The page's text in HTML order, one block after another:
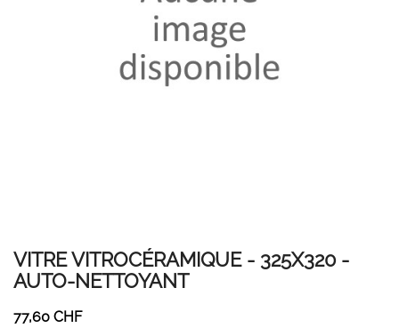
VITRE VITROCÉRAMIQUE - 325X320 -
AUTO-NETTOYANT
77,60 CHF